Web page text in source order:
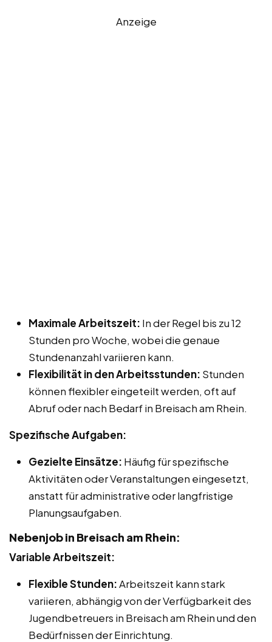
Anzeige
Maximale Arbeitszeit: In der Regel bis zu 12
Stunden pro Woche, wobei die genaue
Stundenanzahl variieren kann.
Flexibilität in den Arbeitsstunden: Stunden
können flexibler eingeteilt werden, oft auf
Abruf oder nach Bedarf in Breisach am Rhein.
Spezifische Aufgaben:
Gezielte Einsätze: Häufig für spezifische
Aktivitäten oder Veranstaltungen eingesetzt,
anstatt für administrative oder langfristige
Planungsaufgaben.
Nebenjob in Breisach am Rhein:
Variable Arbeitszeit:
Flexible Stunden:Arbeitszeit kann stark
variieren, abhängig von der Verfügbarkeit des
Jugendbetreuers in Breisach am Rhein und den
Bedürfnissen der Einrichtung.